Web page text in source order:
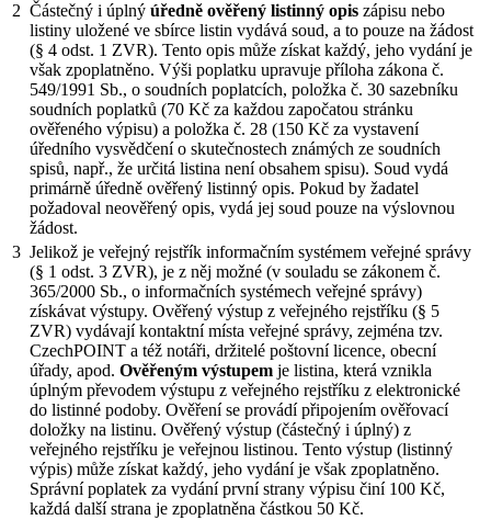
2 Částečný i úplný úředně ověřený listinný opis zápisu nebo
listiny uložené ve sbírce listin vydává soud, a to pouze na žádost
(§ 4 odst. 1 ZVR). Tento opis může získat každý, jeho vydání je
však zpoplatněno. Výši poplatku upravuje příloha zákona č.
549/1991 Sb., o soudních poplatcích, položka č. 30 sazebníku
soudních poplatků (70 Kč za každou započatou stránku
ověřeného výpisu) a položka č. 28 (150 Kč za vystavení
úředního vysvědčení o skutečnostech známých ze soudních
spisů, např., že určitá listina není obsahem spisu). Soud vydá
primárně úředně ověřený listinný opis. Pokud by žadatel
požadoval neověřený opis, vydá jej soud pouze na výslovnou
žádost.
3 Jelikož je veřejný rejstřík informačním systémem veřejné správy
(§ 1 odst. 3 ZVR), je z něj možné (v souladu se zákonem č.
365/2000 Sb., o informačních systémech veřejné správy)
získávat výstupy. Ověřený výstup z veřejného rejstříku (§ 5
ZVR) vydávají kontaktní místa veřejné správy, zejména tzv.
CzechPOINT a též notáři, držitelé poštovní licence, obecní
úřady, apod. Ověřeným výstupem je listina, která vznikla
úplným převodem výstupu z veřejného rejstříku z elektronické
do listinné podoby. Ověření se provádí připojením ověřovací
doložky na listinu. Ověřený výstup (částečný i úplný) z
veřejného rejstříku je veřejnou listinou. Tento výstup (listinný
výpis) může získat každý, jeho vydání je však zpoplatněno.
Správní poplatek za vydání první strany výpisu činí 100 Kč,
každá další strana je zpoplatněna částkou 50 Kč.